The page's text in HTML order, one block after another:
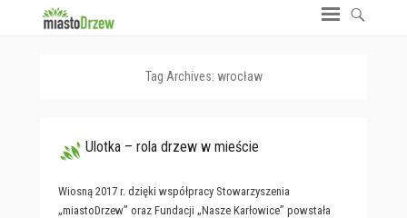
Tag Archives: wrocław
Ulotka – rola drzew w mieście
Wiosną 2017 r. dzięki współpracy Stowarzyszenia
„miastoDrzew” oraz Fundacji „Nasze Karłowice” powstała